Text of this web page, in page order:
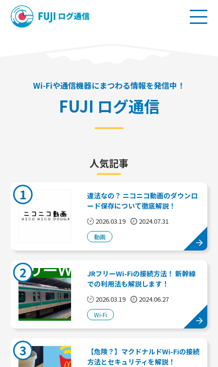
Wi-Fiや通信機器にまつわる情報を発信中！
FUJI ログ通信
人気記事
違法なの？ ニコニコ動画のダウンロ
ード保存について徹底解説！
2026.03.19 2024.07.31
動画
1
JRフリーWi-Fiの接続方法！ 新幹線
での利用法も解説します！
2026.03.19 2024.06.27
Wi-Fi
2
【危険？】マクドナルドWi-Fiの接続
方法とセキュリティを解説！
3